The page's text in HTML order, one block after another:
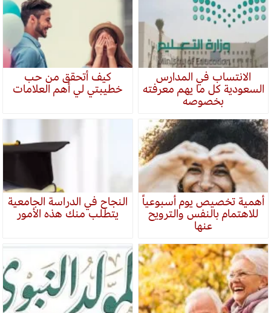
الانتساب في المدارس
السعودية كل ما يهم معرفته
بخصوصه
كيف أتحقق من حب
خطيبتي لي أهم العلامات
أهمية تخصيص يوم أسبوعياً
للاهتمام بالنفس والترويح
عنها
النجاح في الدراسة الجامعية
يتطلب منك هذه الأمور